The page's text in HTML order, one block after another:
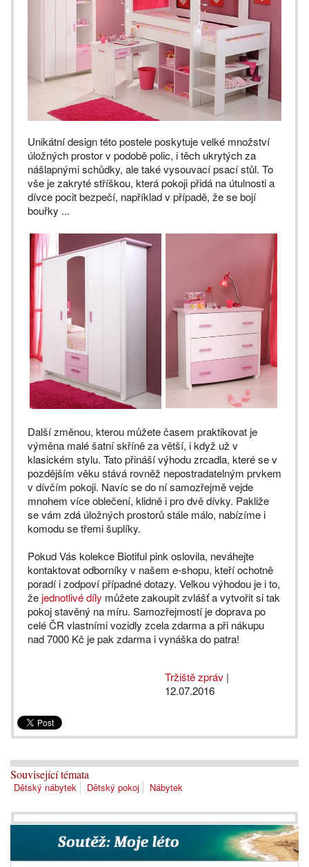
Unikátní design této postele poskytuje velké množství
úložných prostor v podobě polic, i těch ukrytých za
nášlapnými schůdky, ale také vysouvací psací stůl. To
vše je zakryté stříškou, která pokoji přidá na útulnosti a
dívce pocit bezpečí, například v případě, že se bojí
bouřky ...
Další změnou, kterou můžete časem praktikovat je
výměna malé šatní skříně za větší, i když už v
klasickém stylu. Tato přináší výhodu zrcadla, které se v
pozdějším věku stává rovněž nepostradatelným prvkem
v dívčím pokoji. Navíc se do ní samozřejmě vejde
mnohem více oblečení, klidně i pro dvě dívky. Pakliže
se vám zdá úložných prostorů stále málo, nabízíme i
komodu se třemi šuplíky.
Pokud Vás kolekce Biotiful pink oslovila, neváhejte
kontaktovat odborníky v našem e-shopu, kteří ochotně
poradí i zodpoví případné dotazy. Velkou výhodou je i to,
že jednotlivé díly můžete zakoupit zvlášť a vytvořit si tak
pokoj stavěný na míru. Samozřejmostí je doprava po
celé ČR vlastními vozidly zcela zdarma a při nákupu
nad 7000 Kč je pak zdarma i vynáška do patra!
Tržiště zpráv |
12.07.2016
Související témata
Dětský nábytek Dětský pokoj Nábytek